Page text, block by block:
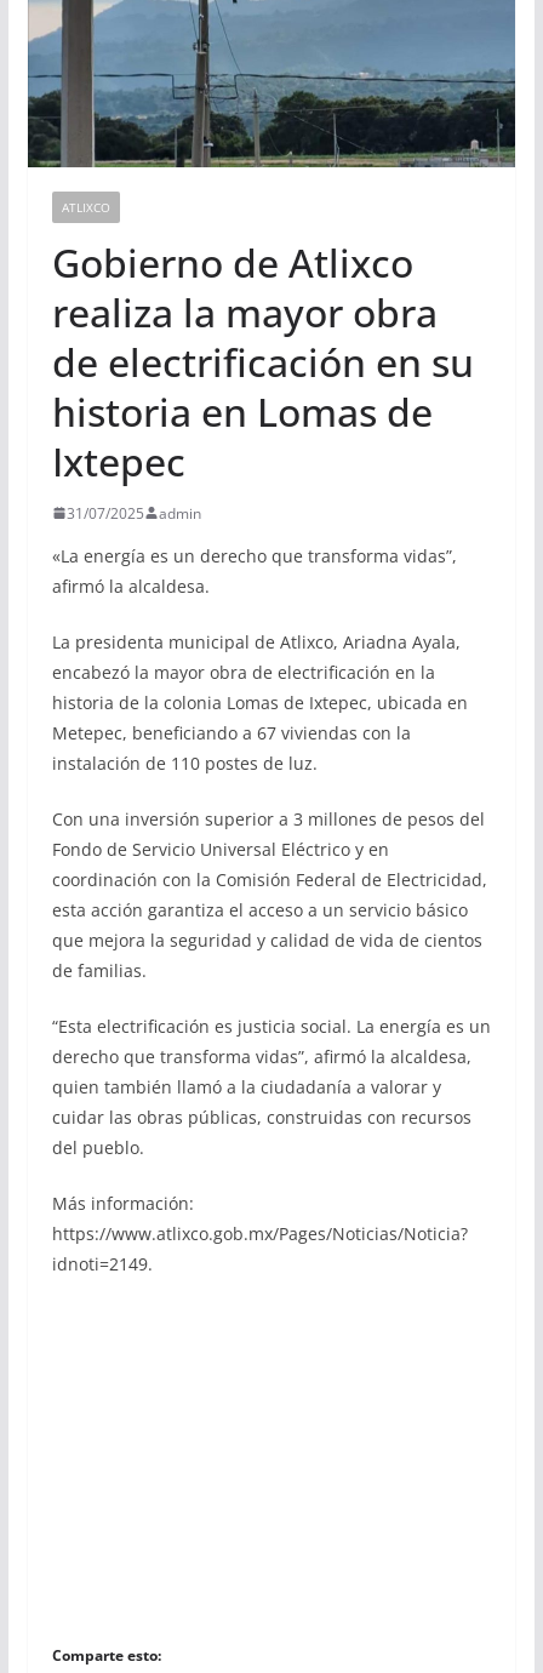
ATLIXCO
Gobierno de Atlixco
realiza la mayor obra
de electrificación en su
historia en Lomas de
Ixtepec
31/07/2025 admin
«La energía es un derecho que transforma vidas”,
afirmó la alcaldesa.
La presidenta municipal de Atlixco, Ariadna Ayala,
encabezó la mayor obra de electrificación en la
historia de la colonia Lomas de Ixtepec, ubicada en
Metepec, beneficiando a 67 viviendas con la
instalación de 110 postes de luz.
Con una inversión superior a 3 millones de pesos del
Fondo de Servicio Universal Eléctrico y en
coordinación con la Comisión Federal de Electricidad,
esta acción garantiza el acceso a un servicio básico
que mejora la seguridad y calidad de vida de cientos
de familias.
“Esta electrificación es justicia social. La energía es un
derecho que transforma vidas”, afirmó la alcaldesa,
quien también llamó a la ciudadanía a valorar y
cuidar las obras públicas, construidas con recursos
del pueblo.
Más información:
https://www.atlixco.gob.mx/Pages/Noticias/Noticia?
idnoti=2149.
Comparte esto: